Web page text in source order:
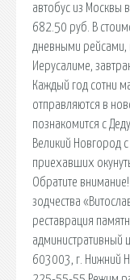
автобус из Москвы
682.50 руб. В
дневными
Иерусалиме,
Каждый год сотни
отправляются в
познакомится с
Великий Новгород
приехавших
Обратите
зодчества
реставрация
административный
603003, г. Нижний